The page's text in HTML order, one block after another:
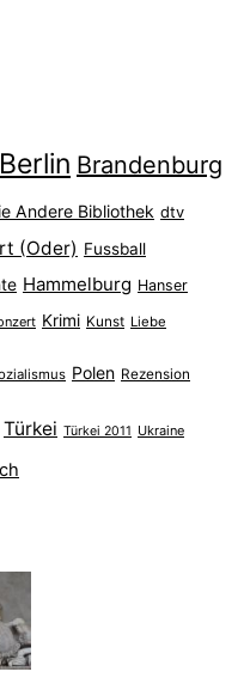
Berlin Brandenburg
Andere Bibliothek dtv
(Oder) Fussball
Hammelburg Hanser
Krimi Kunst Liebe
Polen Rezension
Türkei Türkei 2011 Ukraine